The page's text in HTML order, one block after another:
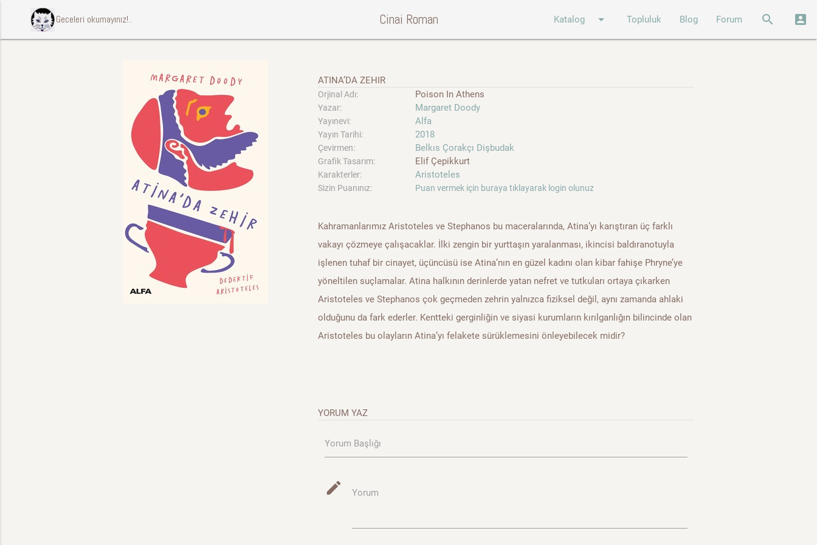
ccccci Geceleri okumayınız!.. Cinai Roman Katalog arrow_drop_down Topluluk Blog Forum search account_box
ATINA’DA ZEHIR
Orjinal Adı: Poison In Athens
Yazar: Margaret Doody
Yayınevi: Alfa
Yayın Tarihi: 2018
Çevirmen: Belkıs Çorakçı Dişbudak
Grafik Tasarım: Elif Çepikkurt
Karakterler: Aristoteles
Sizin Puanınız: Puan vermek için buraya tıklayarak login olunuz
Kahramanlarımız Aristoteles ve Stephanos bu maceralarında, Atina’yı karıştıran üç farklı
vakayı çözmeye çalışacaklar. İlki zengin bir yurttaşın yaralanması, ikincisi baldıranotuyla
işlenen tuhaf bir cinayet, üçüncüsü ise Atina’nın en güzel kadını olan kibar fahişe Phryne’ye
yöneltilen suçlamalar. Atina halkının derinlerde yatan nefret ve tutkuları ortaya çıkarken
Aristoteles ve Stephanos çok geçmeden zehrin yalnızca fiziksel değil, aynı zamanda ahlaki
olduğunu da fark ederler. Kentteki gerginliğin ve siyasi kurumların kırılganlığın bilincinde olan
Aristoteles bu olayların Atina’yı felakete sürüklemesini önleyebilecek midir?
YORUM YAZ
Yorum Başlığı
mode_edit Yorum